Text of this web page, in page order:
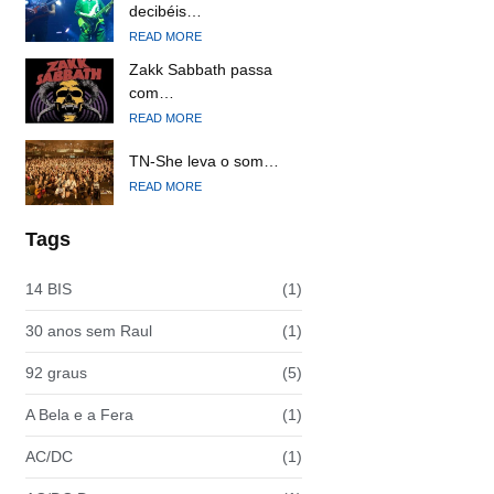
decibéis…
READ MORE
Zakk Sabbath passa
com…
READ MORE
TN-She leva o som…
READ MORE
Tags
14 BIS (1)
30 anos sem Raul (1)
92 graus (5)
A Bela e a Fera (1)
AC/DC (1)